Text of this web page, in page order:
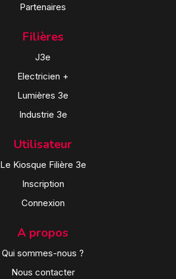
Partenaires
Filières
J3e
Electricien +
Lumières 3e
Industrie 3e
Utilisateur
Le Kiosque Filière 3e
Inscription
Connexion
A propos
Qui sommes-nous ?
Nous contacter